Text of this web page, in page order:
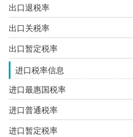
出口退税率
出口关税率
出口暂定税率
进口税率信息
进口最惠国税率
进口普通税率
进口暂定税率